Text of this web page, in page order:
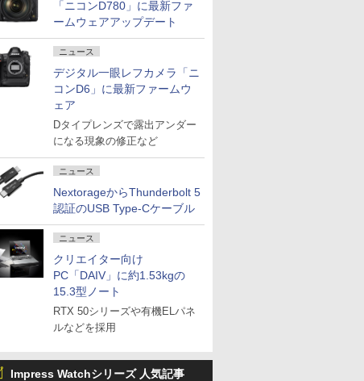
「ニコンD780」に最新ファ
ームウェアアップデート
ニュース
デジタル一眼レフカメラ「ニ
コンD6」に最新ファームウ
ェア
Dタイプレンズで露出アンダー
になる現象の修正など
ニュース
NextorageからThunderbolt 5
認証のUSB Type-Cケーブル
ニュース
クリエイター向け
PC「DAIV」に約1.53kgの
15.3型ノート
RTX 50シリーズや有機ELパネ
ルなどを採用
Impress Watchシリーズ 人気記事